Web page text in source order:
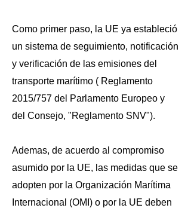
Como primer paso, la UE ya estableció
un sistema de seguimiento, notificación
y verificación de las emisiones del
transporte marítimo ( Reglamento
2015/757 del Parlamento Europeo y
del Consejo, "Reglamento SNV").
Ademas, de acuerdo al compromiso
asumido por la UE, las medidas que se
adopten por la Organización Marítima
Internacional (OMI) o por la UE deben